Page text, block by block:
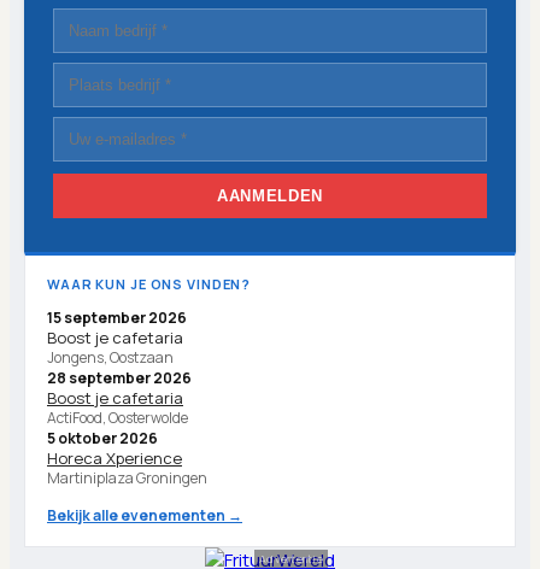
AANMELDEN
WAAR KUN JE ONS VINDEN?
15 september 2026
Boost je cafetaria
Jongens, Oostzaan
28 september 2026
Boost je cafetaria
ActiFood, Oosterwolde
5 oktober 2026
Horeca Xperience
Martiniplaza Groningen
Bekijk alle evenementen →
Advertentie